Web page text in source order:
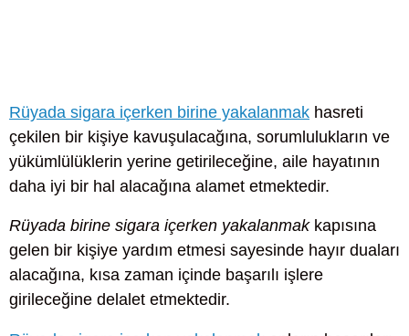
Rüyada sigara içerken birine yakalanmak hasreti
çekilen bir kişiye kavuşulacağına, sorumlulukların ve
yükümlülüklerin yerine getirileceğine, aile hayatının
daha iyi bir hal alacağına alamet etmektedir.
Rüyada birine sigara içerken yakalanmakkapısına
gelen bir kişiye yardım etmesi sayesinde hayır duaları
alacağına, kısa zaman içinde başarılı işlere
girileceğine delalet etmektedir.